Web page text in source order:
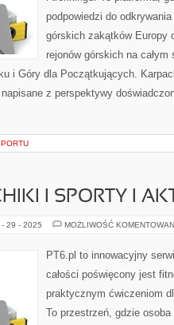
podpowiedzi do
górskich zakątków Europy
rejonów górskich na
i Góry dla Początkujących.
z perspektywy
I SPORTY I
29 - 2025 MOŻLIWOŚĆ
PT6.pl to innowacyjny
całości poświęcony jest
praktycznym ćwiczeniom
To przestrzeń, gdzie